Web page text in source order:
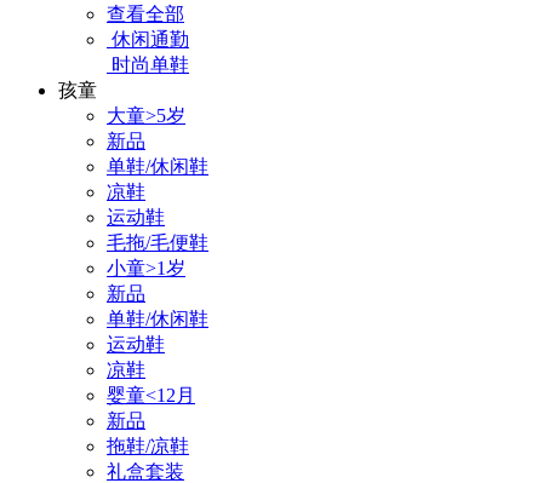
查看全部
休闲通勤
时尚单鞋
孩童
大童>5岁
新品
单鞋/休闲鞋
凉鞋
运动鞋
毛拖/毛便鞋
小童>1岁
新品
单鞋/休闲鞋
运动鞋
凉鞋
婴童<12月
新品
拖鞋/凉鞋
礼盒套装